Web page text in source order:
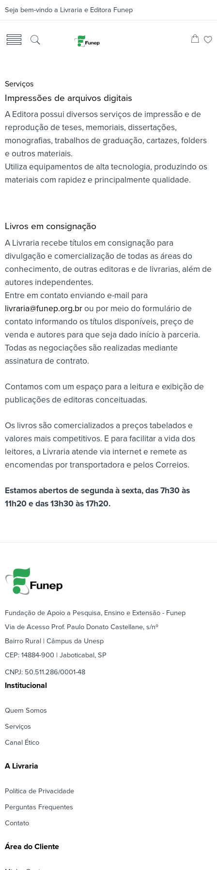
Seja bem-vindo a Livraria e Editora Funep
Serviços
Impressões de arquivos digitais
A Editora possui diversos serviços de impressão e de
reprodução de teses, memoriais, dissertações,
monografias, trabalhos de graduação, cartazes, folders
e outros materiais.
Utiliza equipamentos de alta tecnologia, produzindo os
materiais com rapidez e principalmente qualidade.
Livros em consignação
A Livraria recebe títulos em consignação para
divulgação e comercialização de todas as áreas do
conhecimento, de outras editoras e de livrarias, além de
autores independentes.
Entre em contato enviando e-mail para
livraria@funep.org.brou por meio do formulário de
contato informando os títulos disponíveis, preço de
venda e autores para que seja dado início à parceria.
Todas as negociações são realizadas mediante
assinatura de contrato.
Contamos com um espaço para a leitura e exibição de
publicações de editoras conceituadas.
Os livros são comercializados a preços tabelados e
valores mais competitivos. E para facilitar a vida dos
leitores, a Livraria atende via internet e remete as
encomendas por transportadora e pelos Correios.
Estamos abertos de segunda à sexta, das 7h30 às
11h20 e das 13h30 às 17h20.
Fundação de Apoio a Pesquisa, Ensino e Extensão - Funep
Via de Acesso Prof. Paulo Donato Castellane, s/nº
Bairro Rural | Câmpus da Unesp
CEP: 14884-900 | Jaboticabal, SP
CNPJ: 50.511.286/0001-48
Institucional
Quem Somos
Serviços
Canal Ético
A Livraria
Política de Privacidade
Perguntas Frequentes
Contato
Área do Cliente